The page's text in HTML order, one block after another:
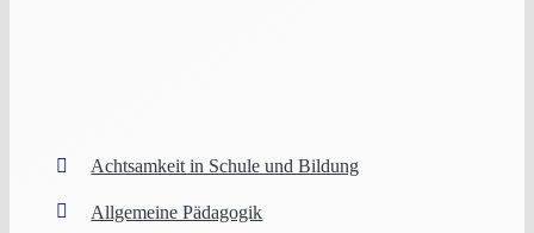
Achtsamkeit in Schule und Bildung
Allgemeine Pädagogik